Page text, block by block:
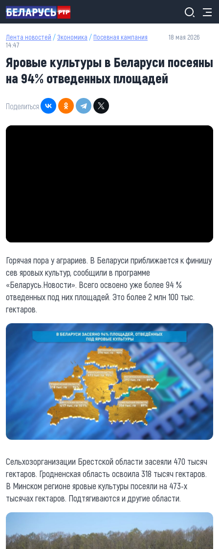
Перейти к основному содержанию
Лента новостей / Экономика / Посевная кампания
18 мая 2026
14:47
Яровые культуры в Беларуси посеяны
на 94% отведенных площадей
Поделиться:
Горячая пора у аграриев. В Беларуси приближается к финишу
сев яровых культур, сообщили в программе
«Беларусь.Новости». Всего освоено уже более 94 %
отведенных под них площадей. Это более 2 млн 100 тыс.
гектаров.
Сельхозорганизации Брестской области засеяли 470 тысяч
гектаров. Гродненская область освоила 318 тысяч гектаров.
В Минском регионе яровые культуры посеяли на 473-х
тысячах гектаров. Подтягиваются и другие области.